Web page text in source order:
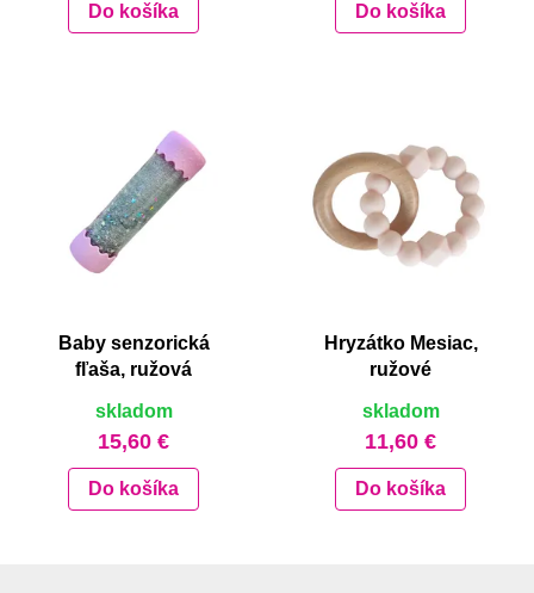
Do košíka Do košíka
Baby senzorická
fľaša, ružová
skladom
15,60 €
Do košíka
Hryzátko Mesiac,
ružové
skladom
11,60 €
Do košíka